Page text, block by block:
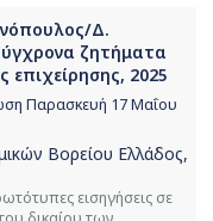
Δ.
ζητήματα
επιχείρησης, 2025
Παρασκευή 17 Μαΐου
Βορείου Ελλάδος,
εισηγήσεις σε